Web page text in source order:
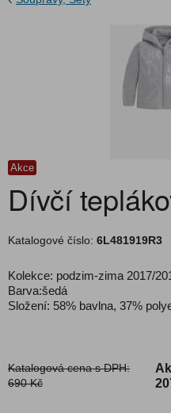
Akce
Dívčí
Katalogové číslo: 6L481919R3
Kolekce: podzim-zima 2017/
Barva:šedá
Složení: 58% bavlna, 37%
Katalogová cena s DPH:
690 Kč